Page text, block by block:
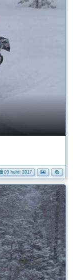
03 huhti 2017